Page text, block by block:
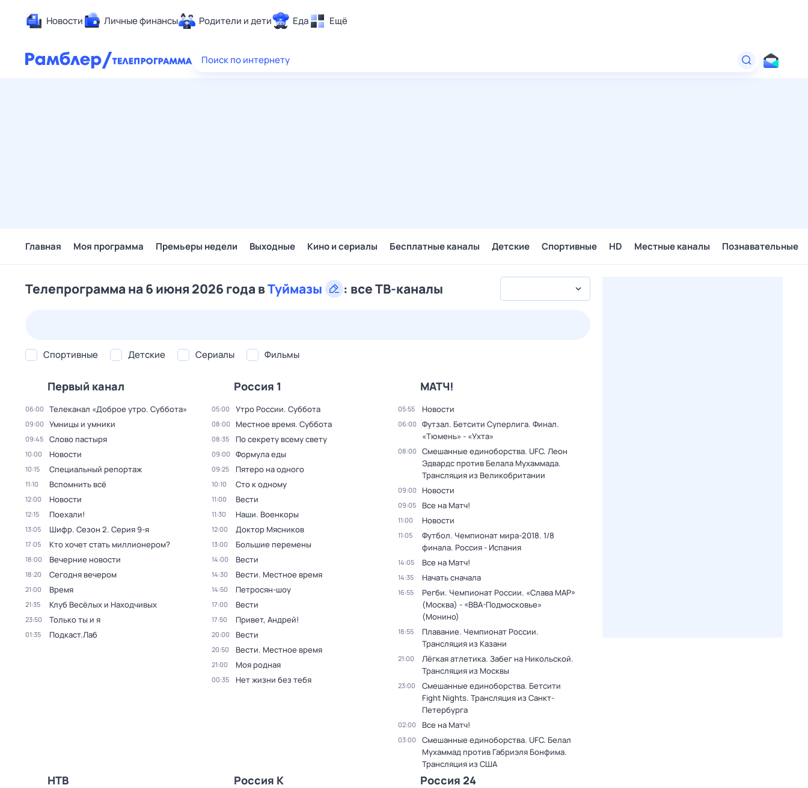
Новости Личные финансы Родители и дети Еда Ещё
Здоровье
Поиск по интернету
Главная Моя программа Премьеры недели Выходные Кино и сериалы Бесплатные каналы Детские Спортивные HD Местные каналы Познавательные
Телепрограмма на 6 июня 2026 года вТуймазы : все ТВ-каналы
Спортивные Детские Сериалы Фильмы
Первый канал
06:00 Телеканал «Доброе утро. Суббота»
09:00 Умницы и умники
09:45 Слово пастыря
10:00 Новости
10:15 Специальный репортаж
11:10 Вспомнить всё
12:00 Новости
12:15 Поехали!
13:05 Шифр. Сезон 2. Серия 9-я
17:05 Кто хочет стать миллионером?
18:00 Вечерние новости
18:20 Сегодня вечером
21:00 Время
21:35 Клуб Весёлых и Находчивых
23:50 Только ты и я
01:35 Подкаст.Лаб
Россия 1
05:00 Утро России. Суббота
08:00 Местное время. Суббота
08:35 По секрету всему свету
09:00 Формула еды
09:25 Пятеро на одного
10:10 Сто к одному
11:00 Вести
11:30 Наши. Военкоры
12:00 Доктор Мясников
13:00 Большие перемены
14:00 Вести
14:30 Вести. Местное время
14:50 Петросян-шоу
17:00 Вести
17:50 Привет, Андрей!
20:00 Вести
20:50 Вести. Местное время
21:00 Моя родная
00:35 Нет жизни без тебя
МАТЧ!
05:55 Новости
06:00
Футзал. Бетсити Суперлига. Финал.
«Тюмень» - «Ухта»
08:00
Смешанные единоборства. UFC. Леон
Эдвардс против Белала Мухаммада.
Трансляция из Великобритании
09:00 Новости
09:05 Все на Матч!
11:00 Новости
11:05
Футбол. Чемпионат мира-2018. 1/8
финала. Россия - Испания
14:05 Все на Матч!
14:35 Начать сначала
16:55
Регби. Чемпионат России. «Слава МАР»
(Москва) - «ВВА-Подмосковье»
(Монино)
18:55
Плавание. Чемпионат России.
Трансляция из Казани
21:00
Лёгкая атлетика. Забег на Никольской.
Трансляция из Москвы
23:00
Смешанные единоборства. Бетсити
Fight Nights. Трансляция из Санкт-
Петербурга
02:00 Все на Матч!
03:00
Смешанные единоборства. UFC. Белал
Мухаммад против Габриэля Бонфима.
Трансляция из США
НТВ Россия К Россия 24